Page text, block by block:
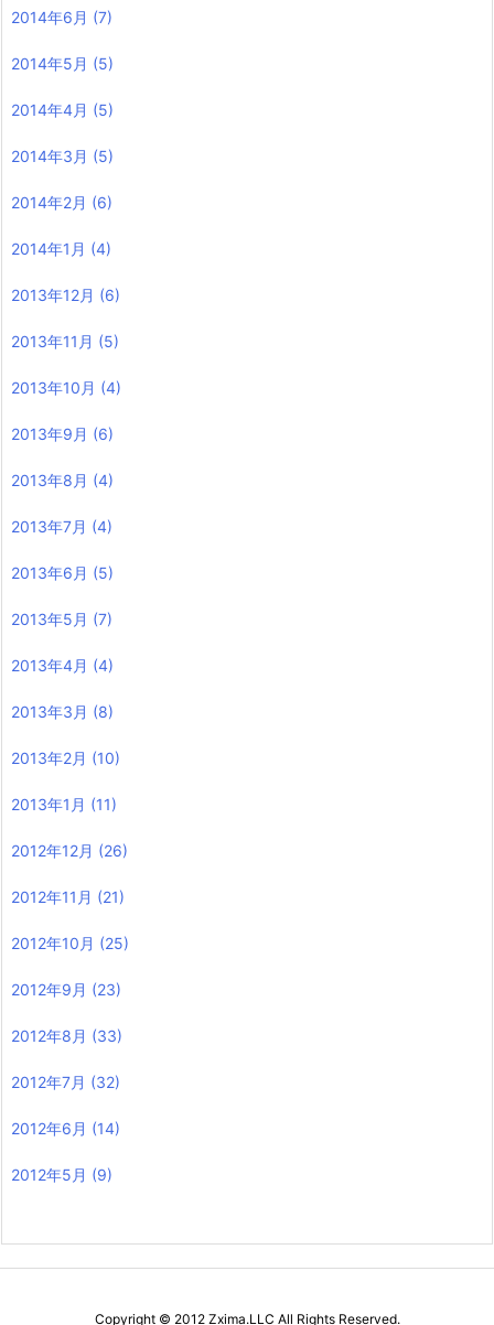
2014年6月 (7)
2014年5月 (5)
2014年4月 (5)
2014年3月 (5)
2014年2月 (6)
2014年1月 (4)
2013年12月 (6)
2013年11月 (5)
2013年10月 (4)
2013年9月 (6)
2013年8月 (4)
2013年7月 (4)
2013年6月 (5)
2013年5月 (7)
2013年4月 (4)
2013年3月 (8)
2013年2月 (10)
2013年1月 (11)
2012年12月 (26)
2012年11月 (21)
2012年10月 (25)
2012年9月 (23)
2012年8月 (33)
2012年7月 (32)
2012年6月 (14)
2012年5月 (9)
Copyright © 2012 Zxima.LLC All Rights Reserved.